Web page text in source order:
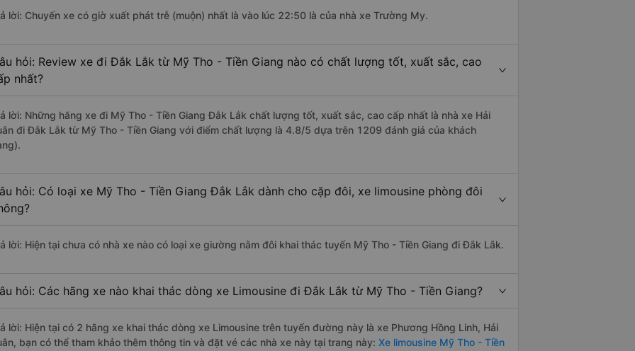
lời: Chuyến xe có giờ xuất phát trễ (muộn) nhất là vào lúc 22:50 là của nhà xe Trường My.
hỏi: Review xe đi Đắk Lắk từ Mỹ Tho - Tiền Giang nào có chất lượng tốt, xuất sắc, cao
nhất?
lời: Những hãng xe đi Mỹ Tho - Tiền Giang Đắk Lắk chất lượng tốt, xuất sắc, cao cấp nhất là nhà xe Hải
đi Đắk Lắk từ Mỹ Tho - Tiền Giang với điểm chất lượng là 4.8/5 dựa trên 1209 đánh giá của khách
hỏi: Có loại xe Mỹ Tho - Tiền Giang Đắk Lắk dành cho cặp đôi, xe limousine phòng đôi
lời: Hiện tại chưa có nhà xe nào có loại xe giường nằm đôi khai thác tuyến Mỹ Tho - Tiền Giang đi Đắk Lắk.
hỏi: Các hãng xe nào khai thác dòng xe Limousine đi Đắk Lắk từ Mỹ Tho - Tiền Giang?
lời: Hiện tại có 2 hãng xe khai thác dòng xe Limousine trên tuyến đường này là xe Phương Hồng Linh, Hải
bạn có thể tham khảo thêm thông tin và đặt vé các nhà xe này tại trang này: Xe limousine Mỹ Tho - Tiền